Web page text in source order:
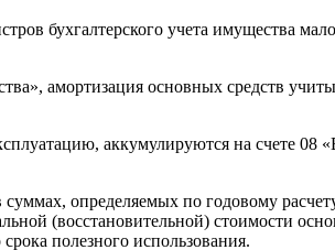
бухгалтерского учета имущества
амортизация основных средств
аккумулируются на счете
определяемых по годовому
(восстановительной) стоимости
полезного использования.